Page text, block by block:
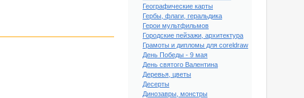
Географические карты
Гербы, флаги, геральдика
Герои мультфильмов
Городские пейзажи, архитектура
Грамоты и дипломы для coreldraw
День Победы - 9 мая
День святого Валентина
Деревья, цветы
Десерты
Динозавры, монстры